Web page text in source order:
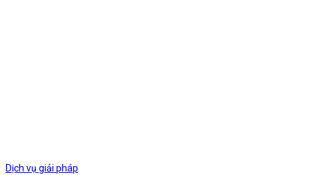
Dịch vụ giải pháp